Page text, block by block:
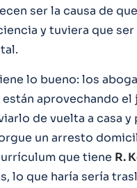
ser la causa de
y tuviera que
lo bueno: los
están aprovechando el
de vuelta a casa y
un arresto
que tiene R.
lo que haría sería